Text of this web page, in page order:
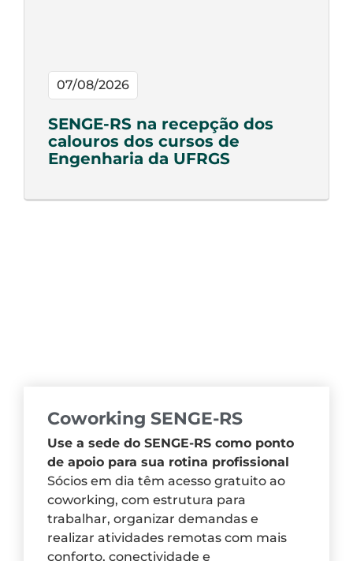
07/08/2026
SENGE-RS na recepção dos
calouros dos cursos de
Engenharia da UFRGS
Coworking SENGE-RS
Use a sede do SENGE-RS como ponto
de apoio para sua rotina profissional
Sócios em dia têm acesso gratuito ao
coworking, com estrutura para
trabalhar, organizar demandas e
realizar atividades remotas com mais
conforto, conectividade e